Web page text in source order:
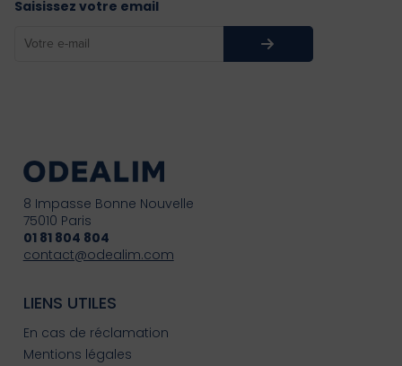
Saisissez votre email
8 Impasse Bonne Nouvelle
75010 Paris
01 81 804 804
contact@odealim.com
LIENS UTILES
En cas de réclamation
Mentions légales